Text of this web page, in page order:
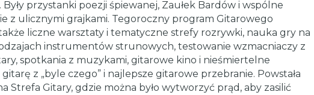
przystanki poezji śpiewanej, Zaułek Bardów i wspólne
z ulicznymi grajkami. Tegoroczny program Gitarowego
liczne warsztaty i tematyczne strefy rozrywki, nauka gry na
instrumentów strunowych, testowanie wzmacniaczy z
spotkania z muzykami, gitarowe kino i nieśmiertelne
z „byle czego” i najlepsze gitarowe przebranie. Powstała
Strefa Gitary, gdzie można było wytworzyć prąd, aby zasilić